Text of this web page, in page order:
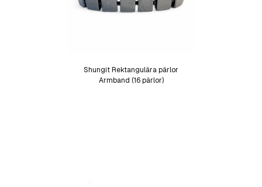
Shungit Rektangulära pärlor
Armband (16 pärlor)